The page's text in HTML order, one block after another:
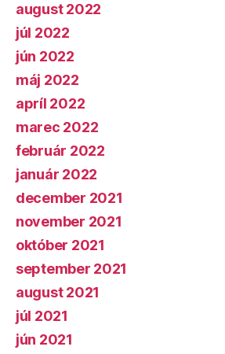
august 2022
júl 2022
jún 2022
máj 2022
apríl 2022
marec 2022
február 2022
január 2022
december 2021
november 2021
október 2021
september 2021
august 2021
júl 2021
jún 2021